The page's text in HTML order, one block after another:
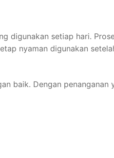
digunakan setiap hari.
nyaman digunakan
baik. Dengan penanganan